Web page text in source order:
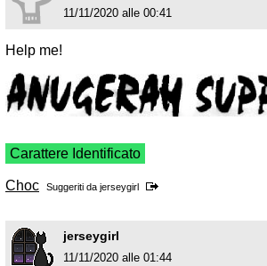
11/11/2020 alle 00:41
Help me!
Carattere Identificato
Choc Suggeriti da jerseygirl
jerseygirl
11/11/2020 alle 01:44